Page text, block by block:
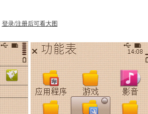
登录/注册后可看大图